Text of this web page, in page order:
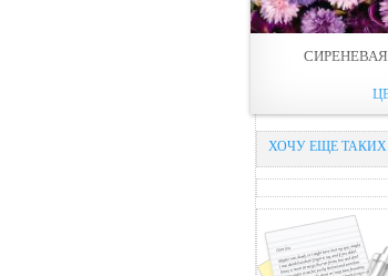
ХОЧУ ЕЩЕ ТАКИХ